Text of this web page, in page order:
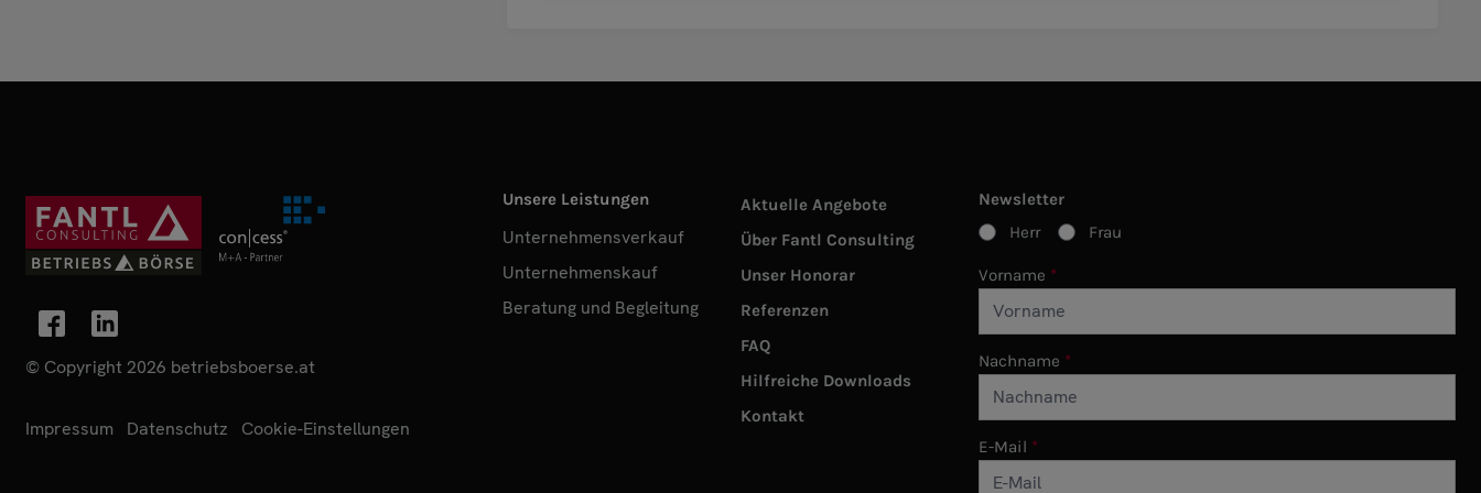
© Copyright 2026 betriebsboerse.at
Impressum Datenschutz Cookie-Einstellungen
Unsere Leistungen
Unternehmensverkauf
Unternehmenskauf
Beratung und Begleitung
Aktuelle Angebote
Über Fantl Consulting
Unser Honorar
Referenzen
FAQ
Hilfreiche Downloads
Kontakt
Newsletter
Herr
Frau
Vorname
Nachname
E-Mail